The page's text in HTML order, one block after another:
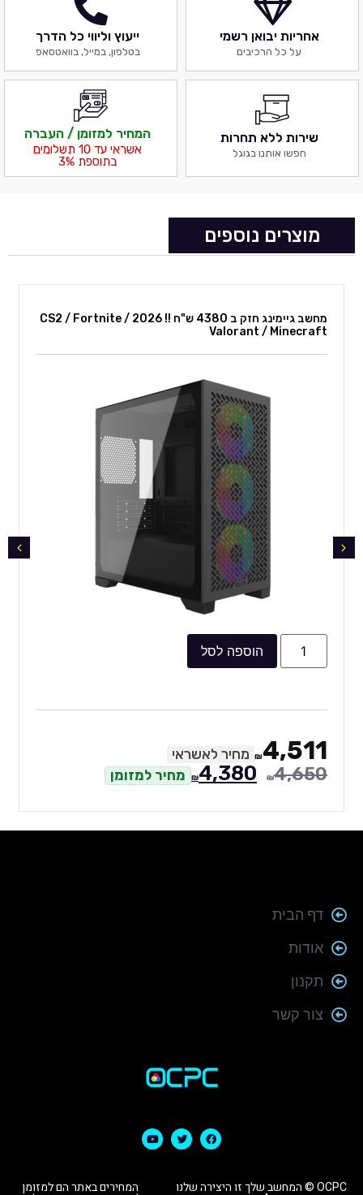
אחריות יבואן רשמי
על כל הרכיבים
ייעוץ וליווי כל הדרך
בטלפון, במייל, בוואטסאפ
שירות ללא תחרות
חפשו אותנו בגוגל
המחיר למזומן / העברה
אשראי עד 10 תשלומים
בתוספת 3%
מוצרים נוספים
מחשב גיימינג חזק ב 4380 ש"ח !! 2026 CS2 / Fortnite /
Valorant / Minecraft
הוספה לסל
₪4,511 מחיר לאשראי
₪4,650
₪4,380 מחיר למזומן
דף הבית
אודות
תקנון
צור קשר
OCPC © המחשב שלך זו היצירה שלנו המחירים באתר הם למזומן